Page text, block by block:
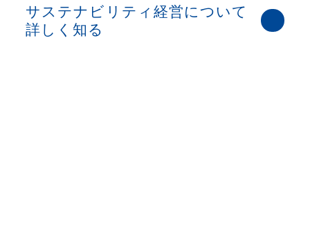
サステナビリティ経営について
詳しく知る